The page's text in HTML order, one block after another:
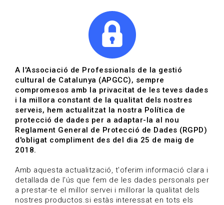
Actualitat | Gestió cultural
Data de publicació: 24-01-2025
HOME
A l'Associació de Professionals de la gestió
cultural de Catalunya (APGCC), sempre
compromesos amb la privacitat de les teves dades
i la millora constant de la qualitat dels nostres
serveis, hem actualitzat la nostra Política de
protecció de dades per a adaptar-la al nou
Reglament General de Protecció de Dades (RGPD)
d'obligat compliment des del dia 25 de maig de
2018.
Amb aquesta actualització, t'oferim informació clara i
detallada de l'ús que fem de les dades personals per
a prestar-te el millor servei i millorar la qualitat dels
nostres productos.si estàs interessat en tots els